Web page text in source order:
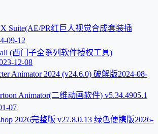
Suite(AE/PR红巨人视觉合成套装插
09-12
(西门子全系列软件授权工具)
12-08
Animator 2024 (v24.6.0) 破解版2024-08-
Animator(二维动画软件) v5.34.4905.1
07
2026完整版 v27.8.0.13 绿色便携版2026-